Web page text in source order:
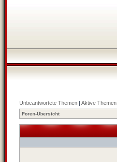
Unbeantwortete Themen | Aktive Themen
Foren-Übersicht